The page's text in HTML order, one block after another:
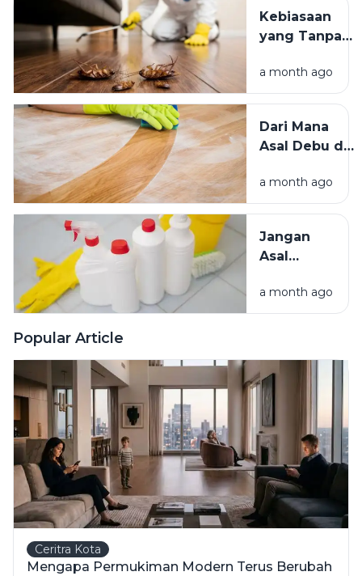
Mana yang
Lebih
Kebiasaan
yang Tanpa
Mengundang
Kecoak,
Hama
Lainnya Ke
a month ago
Dari Mana
Asal Debu di
Kenali
Penyebab
Mengatasinya
a month ago
Jangan
Asal
Bahan
Pembersih
a month ago
Popular Article
Ceritra Kota
Mengapa Permukiman Modern Terus Berubah